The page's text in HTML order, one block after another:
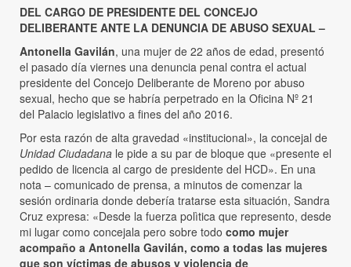
DEL CARGO DE PRESIDENTE DEL CONCEJO
DELIBERANTE ANTE LA DENUNCIA DE ABUSO SEXUAL –
Antonella Gavilán, una mujer de 22 años de edad, presentó
el pasado día viernes una denuncia penal contra el actual
presidente del Concejo Deliberante de Moreno por abuso
sexual, hecho que se habría perpetrado en la Oficina Nº 21
del Palacio legislativo a fines del año 2016.
Por esta razón de alta gravedad «institucional», la concejal de
Unidad Ciudadana le pide a su par de bloque que «presente el
pedido de licencia al cargo de presidente del HCD». En una
nota – comunicado de prensa, a minutos de comenzar la
sesión ordinaria donde debería tratarse esta situación, Sandra
Cruz expresa: «Desde la fuerza polìtica que represento, desde
mi lugar como concejala pero sobre todo como mujer
acompaño a Antonella Gavilán, como a todas las mujeres
que son víctimas de abusos y violencia de